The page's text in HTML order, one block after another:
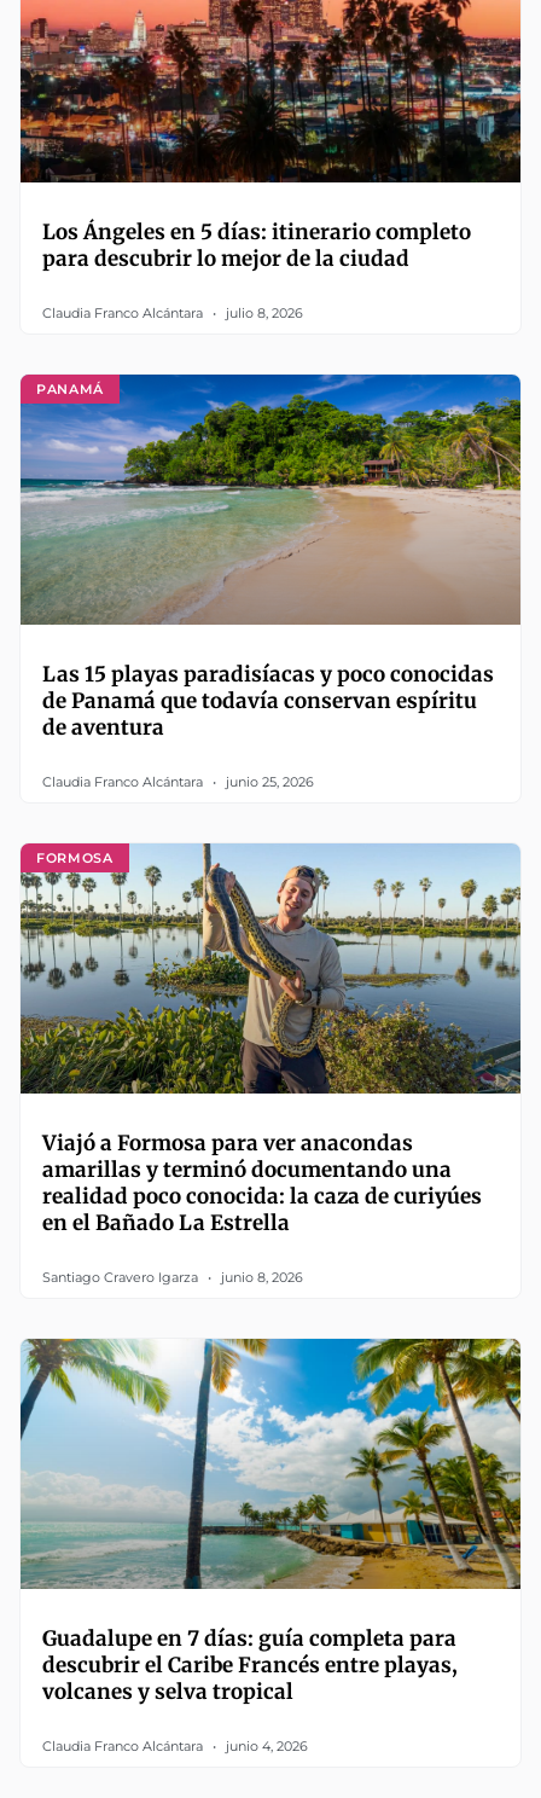
Los Ángeles en 5 días: itinerario completo
para descubrir lo mejor de la ciudad
Claudia Franco Alcántara julio 8, 2026
PANAMÁ
Las 15 playas paradisíacas y poco conocidas
de Panamá que todavía conservan espíritu
de aventura
Claudia Franco Alcántara junio 25, 2026
FORMOSA
Viajó a Formosa para ver anacondas
amarillas y terminó documentando una
realidad poco conocida: la caza de curiyúes
en el Bañado La Estrella
Santiago Cravero Igarza junio 8, 2026
Guadalupe en 7 días: guía completa para
descubrir el Caribe Francés entre playas,
volcanes y selva tropical
Claudia Franco Alcántara junio 4, 2026